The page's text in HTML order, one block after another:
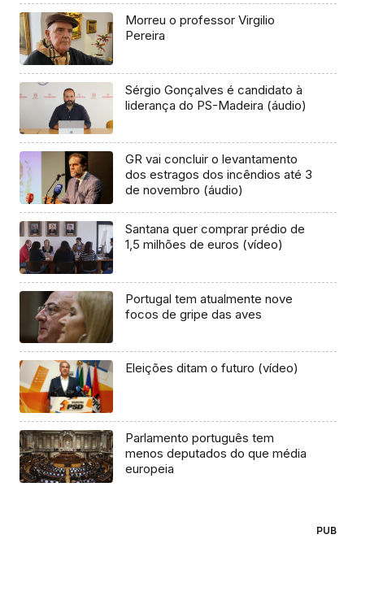
Morreu o professor Virgilio
Pereira
Sérgio Gonçalves é candidato à
liderança do PS-Madeira (áudio)
GR vai concluir o levantamento
dos estragos dos incêndios até 3
de novembro (áudio)
Santana quer comprar prédio de
1,5 milhões de euros (vídeo)
Portugal tem atualmente nove
focos de gripe das aves
Eleições ditam o futuro (vídeo)
Parlamento português tem
menos deputados do que média
europeia
PUB